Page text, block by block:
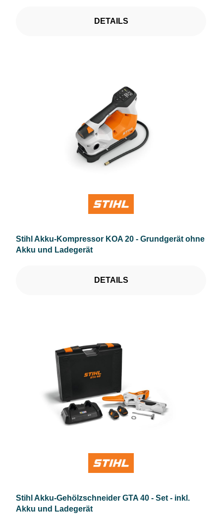
DETAILS
Stihl Akku-Kompressor KOA 20 - Grundgerät ohne
Akku und Ladegerät
DETAILS
Stihl Akku-Gehölzschneider GTA 40 - Set - inkl.
Akku und Ladegerät